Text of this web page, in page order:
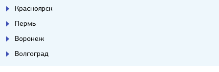
Красноярск
Пермь
Воронеж
Волгоград